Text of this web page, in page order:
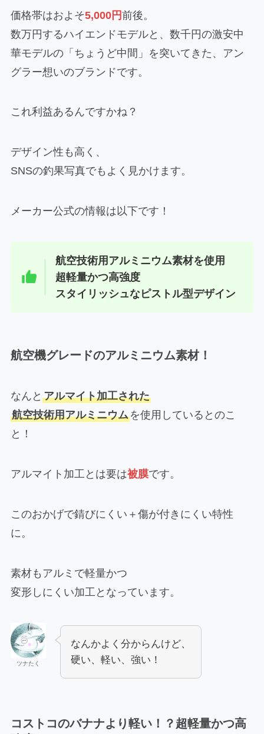
価格帯はおよそ5,000円前後。
数万円するハイエンドモデルと、数千円の激安中
華モデルの「ちょうど中間」を突いてきた、アン
グラー想いのブランドです。
これ利益あるんですかね？
デザイン性も高く、
SNSの釣果写真でもよく見かけます。
メーカー公式の情報は以下です！
航空技術用アルミニウム素材を使用
超軽量かつ高強度
スタイリッシュなピストル型デザイン
航空機グレードのアルミニウム素材！
なんと アルマイト加工された
航空技術用アルミニウムを使用しているとのこ
と！
アルマイト加工とは要は被膜です。
このおかげで錆びにくい＋傷が付きにくい特性
に。
素材もアルミで軽量かつ
変形しにくい加工となっています。
ツナたく
なんかよく分からんけど、
硬い、軽い、強い！
コストコのバナナより軽い！？超軽量かつ高